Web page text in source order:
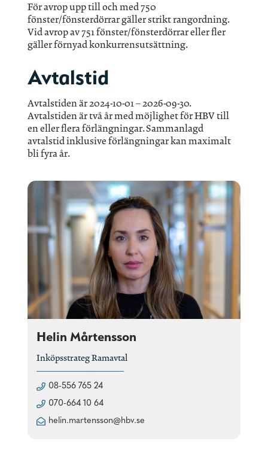
För avrop upp till och med 750
fönster/fönsterdörrar gäller strikt rangordning.
Vid avrop av 751 fönster/fönsterdörrar eller fler
gäller förnyad konkurrensutsättning.
Avtalstid
Avtalstiden är 2024-10-01 – 2026-09-30.
Avtalstiden är två år med möjlighet för HBV till
en eller flera förlängningar. Sammanlagd
avtalstid inklusive förlängningar kan maximalt
bli fyra år.
Helin Mårtensson
Inköpsstrateg Ramavtal
08-556 765 24
070-664 10 64
helin.martensson@hbv.se